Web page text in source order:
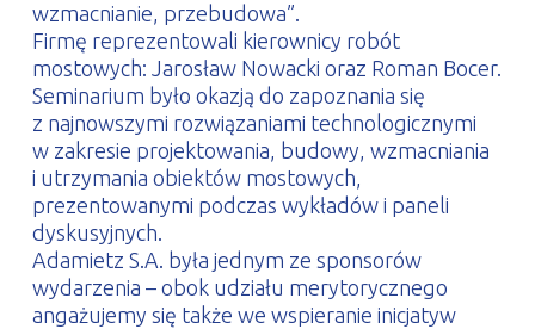
wzmacnianie, przebudowa”.
Firmę reprezentowali kierownicy robót
mostowych: Jarosław Nowacki oraz Roman Bocer.
Seminarium było okazją do zapoznania się
z najnowszymi rozwiązaniami technologicznymi
w zakresie projektowania, budowy, wzmacniania
i utrzymania obiektów mostowych,
prezentowanymi podczas wykładów i paneli
dyskusyjnych.
Adamietz S.A. była jednym ze sponsorów
wydarzenia – obok udziału merytorycznego
angażujemy się także we wspieranie inicjatyw